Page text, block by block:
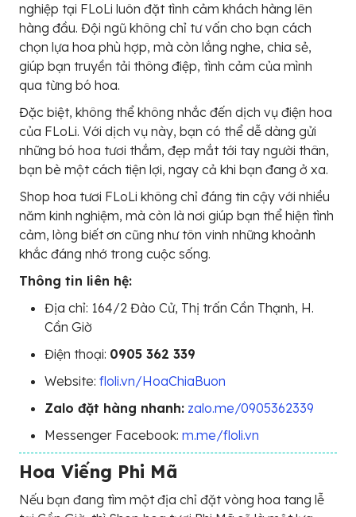
nghiệp tại FLoLi luôn đặt tình cảm khách hàng lên
hàng đầu. Đội ngũ không chỉ tư vấn cho bạn cách
chọn lựa hoa phù hợp, mà còn lắng nghe, chia sẻ,
giúp bạn truyền tải thông điệp, tình cảm của mình
qua từng bó hoa.
Đặc biệt, không thể không nhắc đến dịch vụ điện hoa
của FLoLi. Với dịch vụ này, bạn có thể dễ dàng gửi
những bó hoa tươi thắm, đẹp mắt tới tay người thân,
bạn bè một cách tiện lợi, ngay cả khi bạn đang ở xa.
Shop hoa tươi FLoLi không chỉ đáng tin cậy với nhiều
năm kinh nghiệm, mà còn là nơi giúp bạn thể hiện tình
cảm, lòng biết ơn cũng như tôn vinh những khoảnh
khắc đáng nhớ trong cuộc sống.
Thông tin liên hệ:
Địa chỉ: 164/2 Đào Cử, Thị trấn Cần Thạnh, H.
Cần Giờ
Điện thoại: 0905 362 339
Website: floli.vn/HoaChiaBuon
Zalo đặt hàng nhanh: zalo.me/0905362339
Messenger Facebook: m.me/floli.vn
Hoa Viếng Phi Mã
Nếu bạn đang tìm một địa chỉ đặt vòng hoa tang lễ